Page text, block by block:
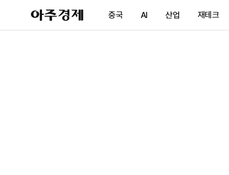
아
주
제
중국 AI 산업 재테크